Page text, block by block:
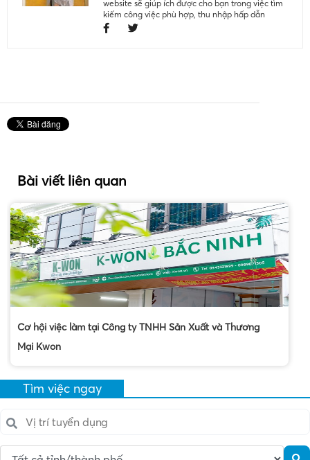
website sẽ giúp ích được cho bạn trong việc tìm
kiếm công việc phù hợp, thu nhập hấp dẫn
Bài viết liên quan
Cơ hội việc làm tại Công ty TNHH Sản Xuất và Thương
Mại Kwon
Tìm việc ngay